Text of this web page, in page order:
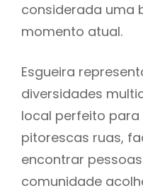
considerada uma
momento atual.
Esgueira
diversidades
local perfeito para
pitorescas ruas,
encontrar
comunidade